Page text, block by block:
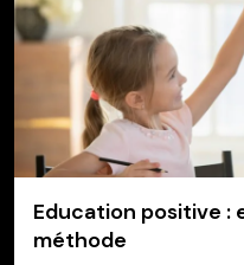
Education positive :
méthode